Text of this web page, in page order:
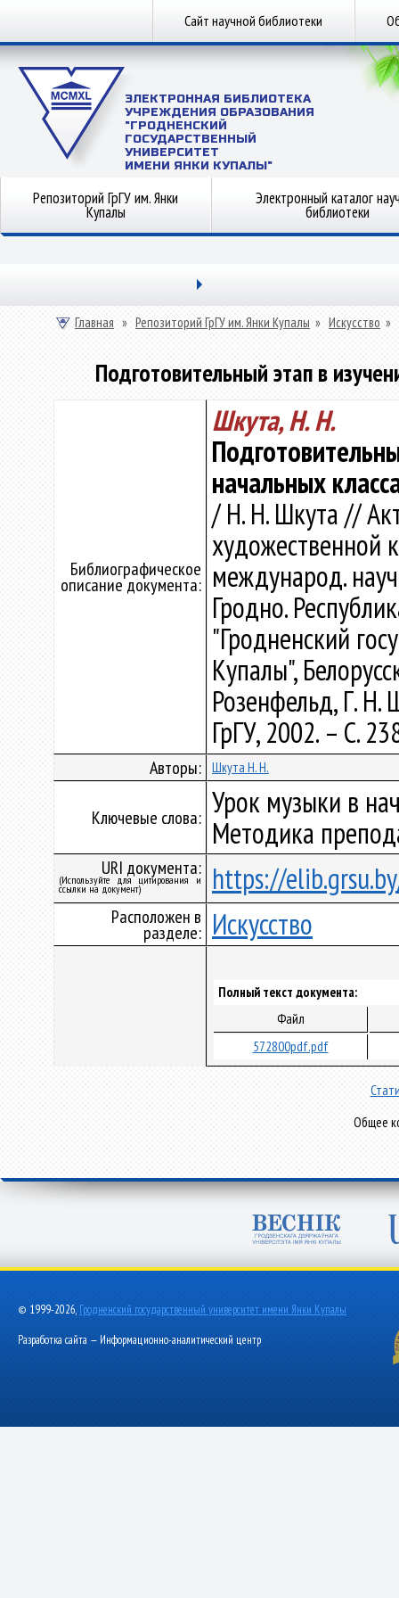
Сайт научной библиотеки
ЭЛЕКТРОННАЯ БИБЛИОТЕКА
УЧРЕЖДЕНИЯ ОБРАЗОВАНИЯ
"ГРОДНЕНСКИЙ
ГОСУДАРСТВЕННЫЙ
УНИВЕРСИТЕТ
ИМЕНИ ЯНКИ КУПАЛЫ"
Репозиторий ГрГУ им. Янки
Купалы
Электронный каталог
библиотеки
Главная » Репозиторий ГрГУ им. Янки Купалы » Искусство »
Подготовительный этап в
Библиографическое
описание документа:
Шкута, Н. Н.
начальных
/ Н. Н. Шкута //
художественной
международ.
Гродно.
"Гродненский
Купалы",
Розенфельд, Г. Н.
ГрГУ, 2002. – С.
Авторы: Шкута Н. Н.
Ключевые слова: Урок музыки в
Методика
URI документа:
(Используйте для цитирования и
ссылки на документ) https://
Расположен в
разделе: Искусство
Полный текст документа:
Файл
572800pdf.pdf
Общее
© 1999-2026, Гродненский государственный университет имени Янки Купалы
Разработка сайта — Информационно-аналитический центр